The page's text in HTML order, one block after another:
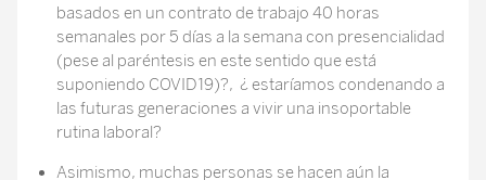
basados en un contrato de trabajo 40 horas
semanales por 5 días a la semana con presencialidad
(pese al paréntesis en este sentido que está
suponiendo COVID19)?, ¿ estaríamos condenando a
las futuras generaciones a vivir una insoportable
rutina laboral?
Asimismo, muchas personas se hacen aún la